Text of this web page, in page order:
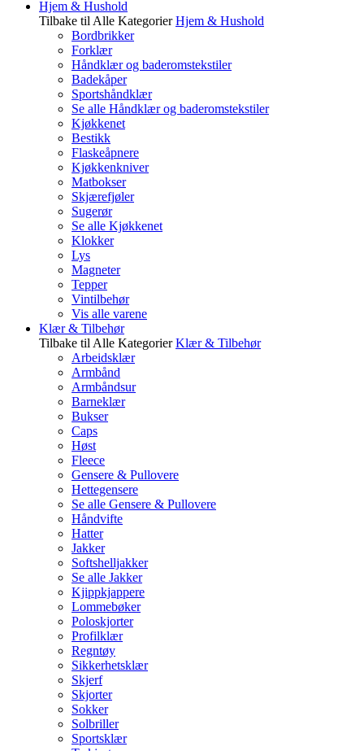
Hjem & Hushold
Tilbake til Alle Kategorier Hjem & Hushold
Bordbrikker
Forklær
Håndklær og baderomstekstiler
Badekåper
Sportshåndklær
Se alle Håndklær og baderomstekstiler
Kjøkkenet
Bestikk
Flaskeåpnere
Kjøkkenkniver
Matbokser
Skjærefjøler
Sugerør
Se alle Kjøkkenet
Klokker
Lys
Magneter
Tepper
Vintilbehør
Vis alle varene
Klær & Tilbehør
Tilbake til Alle Kategorier Klær & Tilbehør
Arbeidsklær
Armbånd
Armbåndsur
Barneklær
Bukser
Caps
Høst
Fleece
Gensere & Pullovere
Hettegensere
Se alle Gensere & Pullovere
Håndvifte
Hatter
Jakker
Softshelljakker
Se alle Jakker
Kjippkjappere
Lommebøker
Poloskjorter
Profilklær
Regntøy
Sikkerhetsklær
Skjerf
Skjorter
Sokker
Solbriller
Sportsklær